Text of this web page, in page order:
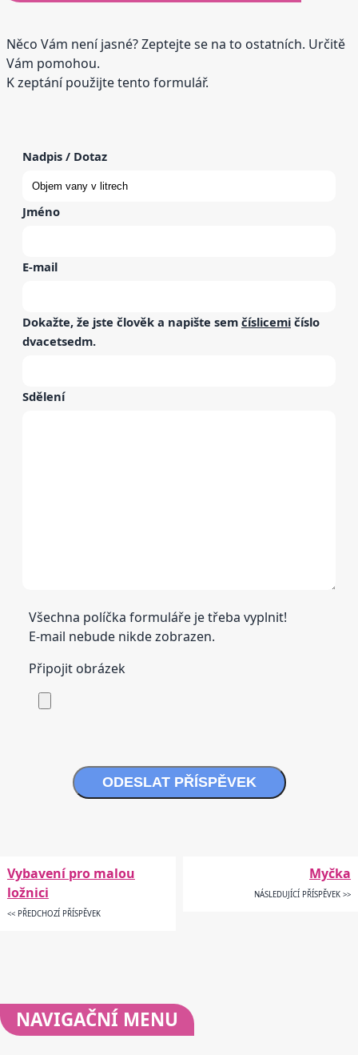
Něco Vám není jasné? Zeptejte se na to ostatních. Určitě
Vám pomohou.
K zeptání použijte tento formulář.
Nadpis / Dotaz
Jméno
E-mail
Dokažte, že jste člověk a napište sem číslicemi číslo
dvacetsedm.
Sdělení
Všechna políčka formuláře je třeba vyplnit!
E-mail nebude nikde zobrazen.
Připojit obrázek
ODESLAT PŘÍSPĚVEK
Vybavení pro malou
ložnici
<< PŘEDCHOZÍ PŘÍSPĚVEK
Myčka
NÁSLEDUJÍCÍ PŘÍSPĚVEK >>
NAVIGAČNÍ MENU